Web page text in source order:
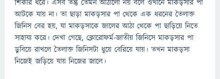
শিকার ধরে। এসব তন্তু তেমন আঠালো নয় বলে ওখানে মাকড়সার পা
আটকে যায় না। তা ছাড়া মাকড়সার পা থেকে এক ধরনের তৈলাক্ত
জিনিস বের হয়, যা মাকড়সাকে জালের আঠা থেকে পা ছাড়িয়ে নিতে
সাহায্য করে। দেখা গেছে, ক্লোরোফর্ম-জাতীয় জিনিসে মাকড়সার পা
ডুবিয়ে রাখলে তৈলাক্ত জিনিসটা ধুয়ে বেরিয়ে যায়। তখন মাকড়সা
নিজেই জড়িয়ে যায় নিজের জালে।